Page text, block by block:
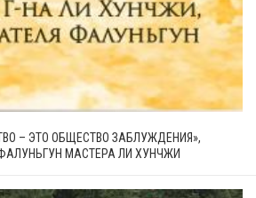
– ЭТО ОБЩЕСТВО ЗАБЛУЖДЕНИЯ»,
МАСТЕРА ЛИ ХУНЧЖИ